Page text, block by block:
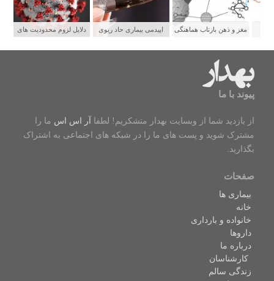
دلایل لزوم محدودیت های
اپیدمی بیماری حاد ریوی
مغز و ذهن بازتاب هماهنگی
پیوند با ما
از بازدید شما از وبسایت بهدار متشکریم! لطفا آر اس اس ما را
مشترک شوید و پست های ما را در شبکه های اجتماعی به اشتراک
بگذارید.
صفحات
بیماری ها
خانه
خانواده و بارداری
داروها
درباره ما
کارشناسان
زندگی سالم